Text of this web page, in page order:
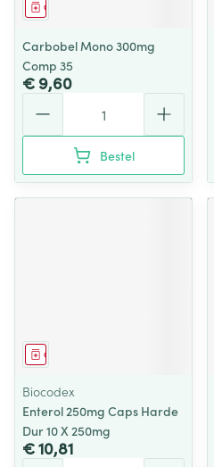
Geneesmiddel
Carbobel Mono 300mg
Comp 35
€ 9,60
Bestel
Geneesmiddel
Biocodex
Enterol 250mg Caps Harde
Dur 10 X 250mg
€ 10,81